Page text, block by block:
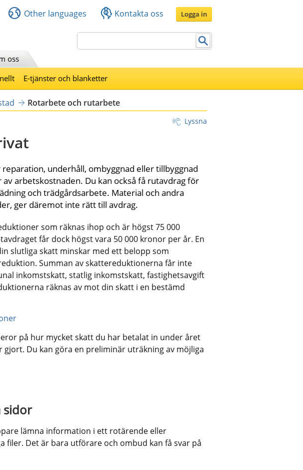
Other languages Kontakta oss Logga in
oss
E-tjänster och blanketter
Rotarbete och rutarbete
Lyssna
underhåll, ombyggnad eller tillbyggnad
arbetskostnaden. Du kan också få rutavdrag för
och trädgårdsarbete. Material och andra
ger däremot inte rätt till avdrag.
som räknas ihop och är högst 75 000
får dock högst vara 50 000 kronor per år. En
slutliga skatt minskar med ett belopp som
Summan av skattereduktionerna får inte
inkomstskatt, statlig inkomstskatt, fastighetsavgift
räknas av mot din skatt i en bestämd
på hur mycket skatt du har betalat in under året
gjort. Du kan göra en preliminär uträkning av möjliga
sidor
lämna information i ett rotärende eller
filer. Det är bara utförare och ombud kan få svar på